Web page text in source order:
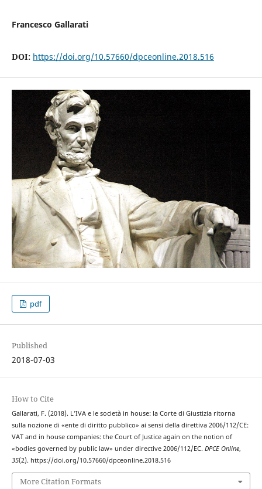
Francesco Gallarati
DOI: https://doi.org/10.57660/dpceonline.2018.516
pdf
Published
2018-07-03
How to Cite
Gallarati, F. (2018). L’IVA e le società in house: la Corte di Giustizia ritorna
sulla nozione di «ente di diritto pubblico» ai sensi della direttiva 2006/112/CE:
VAT and in house companies: the Court of Justice again on the notion of
«bodies governed by public law» under directive 2006/112/EC. DPCE Online,
35(2). https://doi.org/10.57660/dpceonline.2018.516
More Citation Formats